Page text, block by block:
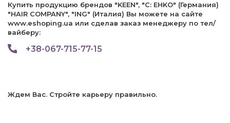
Купить продукцию брендов "KEEN", "C: EHKO" (Германия)
"HAIR COMPANY", "ING" (Италия) Вы можете на сайте
www.eshoping.ua или сделав заказ менеджеру по тел/
вайберу:
+38-067-715-77-15
Ждем Вас. Стройте карьеру правильно.